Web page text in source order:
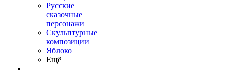
Русские
сказочные
персонажи
Скульптурные
композиции
Яблоко
Ещё